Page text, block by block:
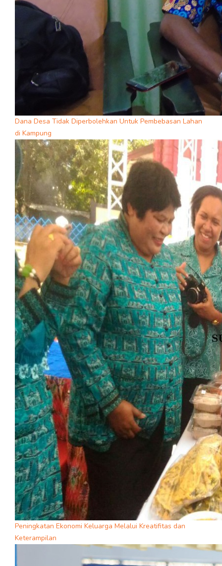
Dana Desa Tidak Diperbolehkan Untuk Pembebasan Lahan
di Kampung
Peningkatan Ekonomi Keluarga Melalui Kreatifitas dan
Keterampilan